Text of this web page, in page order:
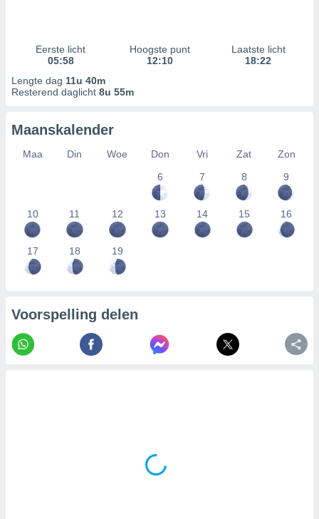
Eerste licht
05:58
Hoogste punt
12:10
Laatste licht
18:22
Lengte dag 11u 40m
Resterend daglicht 8u 55m
Maanskalender
Maa Din Woe Don Vri Zat
Zon
6
7 8 9
10 11 12 13 14 15 16
17 18 19
Voorspelling delen